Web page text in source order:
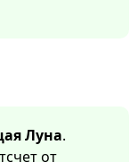
Луна.
от